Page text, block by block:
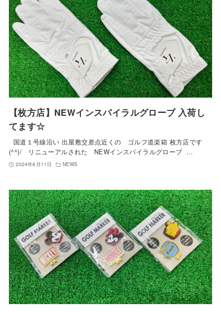
【枚方店】NEWインスパイラルグローブ 入荷し
てます☆
国道１号線沿い 出屋敷交差点近くの ゴルフ道楽箱 枚方店です
(^^)/ リニューアルされた NEWインスパイラルグローブ …
2024年6月11日 NEWS